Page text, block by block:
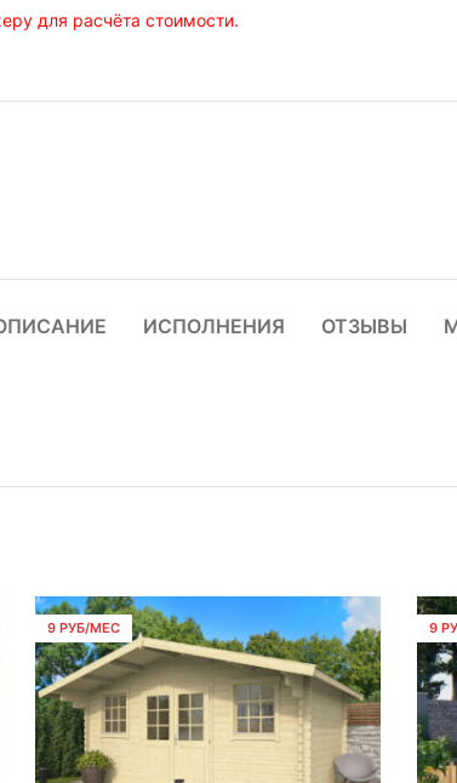
для расчёта стоимости.
ИСПОЛНЕНИЯ ОТЗЫВЫ
9 РУБ/МЕС 9